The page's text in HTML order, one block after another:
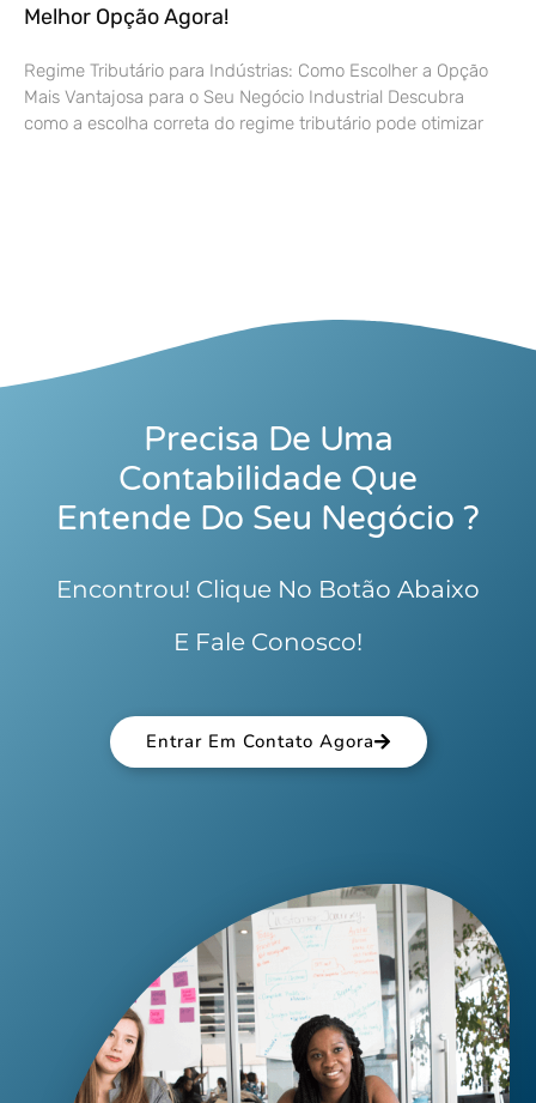
Melhor Opção Agora!
Regime Tributário para Indústrias: Como Escolher a Opção
Mais Vantajosa para o Seu Negócio Industrial Descubra
como a escolha correta do regime tributário pode otimizar
Precisa De Uma
Contabilidade Que
Entende Do Seu Negócio ?
Encontrou! Clique No Botão Abaixo
E Fale Conosco!
Entrar Em Contato Agora